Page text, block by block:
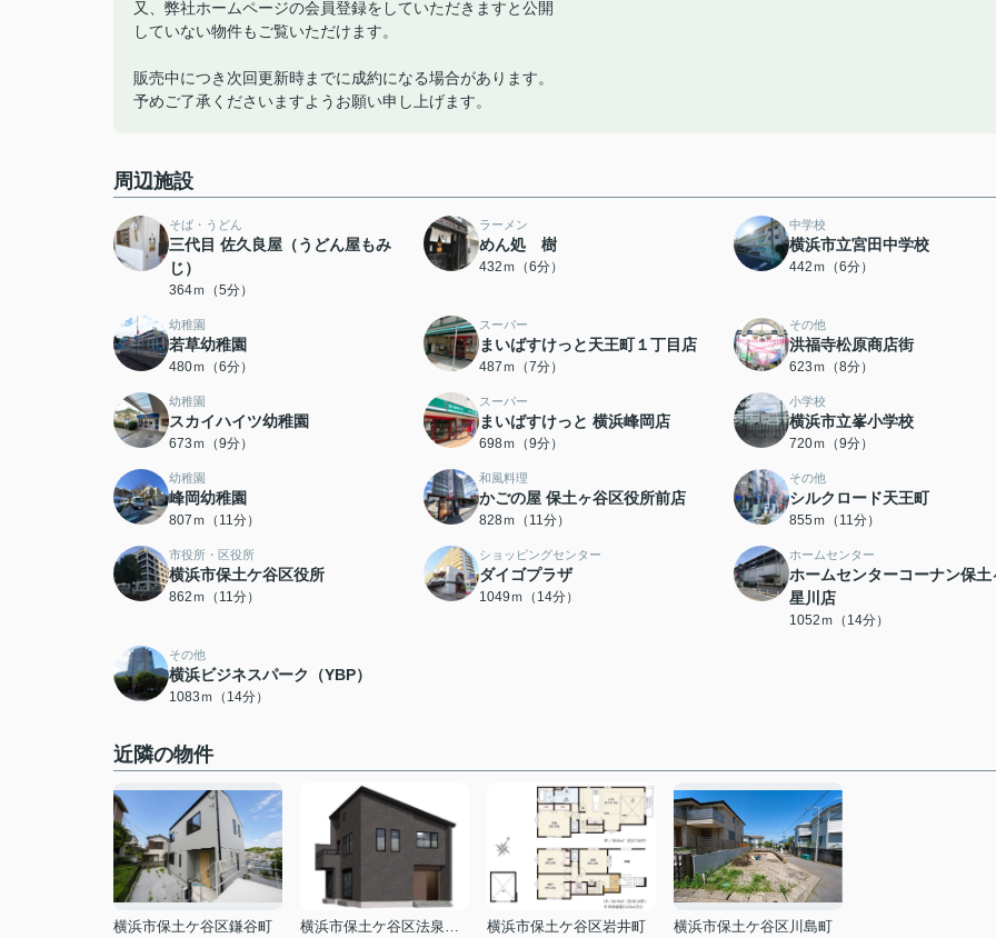
又、弊社ホームページの会員登録をしていただきますと公開
していない物件もご覧いただけます。
販売中につき次回更新時までに成約になる場合があります。
予めご了承くださいますようお願い申し上げます。
周辺施設
そば・うどん
三代目 佐久良屋（うどん屋もみ
じ）
364ｍ（5分）
ラーメン
めん処 樹
432ｍ（6分）
中学校
横浜市立宮田中学校
442ｍ（6分）
幼稚園
若草幼稚園
480ｍ（6分）
スーパー
まいばすけっと天王町１丁目店
487ｍ（7分）
その他
洪福寺松原商店街
623ｍ（8分）
幼稚園
スカイハイツ幼稚園
673ｍ（9分）
スーパー
まいばすけっと 横浜峰岡店
698ｍ（9分）
小学校
横浜市立峯小学校
720ｍ（9分）
幼稚園
峰岡幼稚園
807ｍ（11分）
和風料理
かごの屋 保土ヶ谷区役所前店
828ｍ（11分）
その他
シルクロード天王町
855ｍ（11分）
市役所・区役所
横浜市保土ケ谷区役所
862ｍ（11分）
ショッピングセンター
ダイゴプラザ
1049ｍ（14分）
ホームセンター
ホームセンターコーナン保土
星川店
1052ｍ（14分）
その他
横浜ビジネスパーク（YBP）
1083ｍ（14分）
近隣の物件
横浜市保土ケ谷区鎌谷町 横浜市保土ケ谷区法泉２丁目 横浜市保土ケ谷区岩井町 横浜市保土ケ谷区川島町